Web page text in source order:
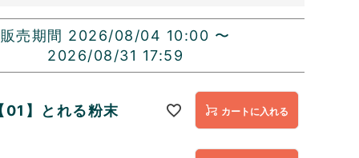
販売期間 2026/08/04 10:00 〜
2026/08/31 17:59
01】とれる粉末 カートに入れる